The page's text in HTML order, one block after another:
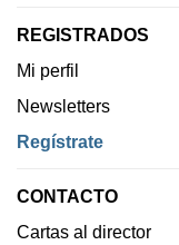
REGISTRADOS
Mi perfil
Newsletters
Regístrate
CONTACTO
Cartas al director